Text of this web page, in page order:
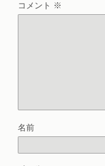
コメント ※
名前